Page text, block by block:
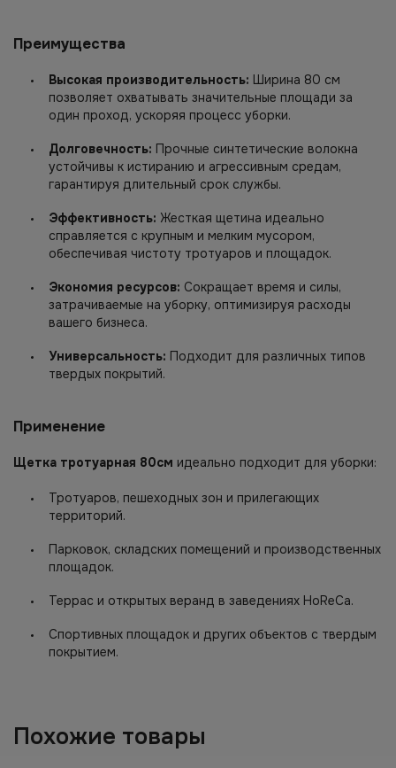
Преимущества
Высокая производительность: Ширина 80 см
позволяет охватывать значительные площади за
один проход, ускоряя процесс уборки.
Долговечность: Прочные синтетические волокна
устойчивы к истиранию и агрессивным средам,
гарантируя длительный срок службы.
Эффективность: Жесткая щетина идеально
справляется с крупным и мелким мусором,
обеспечивая чистоту тротуаров и площадок.
Экономия ресурсов: Сокращает время и силы,
затрачиваемые на уборку, оптимизируя расходы
вашего бизнеса.
Универсальность: Подходит для различных типов
твердых покрытий.
Применение
Щетка тротуарная 80см идеально подходит для уборки:
Тротуаров, пешеходных зон и прилегающих
территорий.
Парковок, складских помещений и производственных
площадок.
Террас и открытых веранд в заведениях HoReCa.
Спортивных площадок и других объектов с твердым
покрытием.
Похожие товары